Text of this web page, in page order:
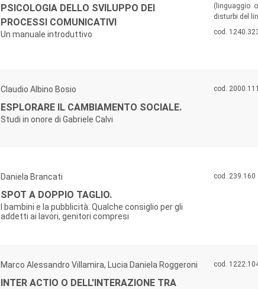
PSICOLOGIA DELLO SVILUPPO DEI
PROCESSI COMUNICATIVI
Un manuale introduttivo
(linguaggio
disturbi del
cod.
Claudio Albino Bosio
ESPLORARE IL CAMBIAMENTO SOCIALE.
Studi in onore di Gabriele Calvi
cod.
Daniela Brancati
SPOT A DOPPIO TAGLIO.
I bambini e la pubblicità. Qualche consiglio per gli
addetti ai lavori, genitori compresi
cod. 239.160
Marco Alessandro Villamira, Lucia Daniela Roggeroni
INTER ACTIO O DELL'INTERAZIONE TRA
cod.